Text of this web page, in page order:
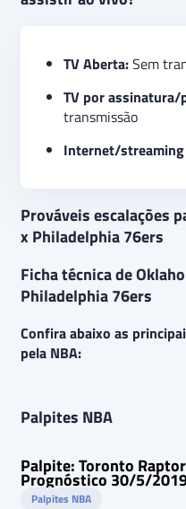
TV Aberta:Sem
TV por assinatura/
transmissão
Internet/
Prováveis escalações
x Philadelphia 76ers
Ficha técnica de
Philadelphia 76ers
Confira abaixo as
pela NBA:
Palpites NBA
Palpite: Toronto
Prognóstico 30/5/
Palpites NBA